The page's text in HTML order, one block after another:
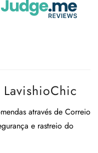
através de Correio
e rastreio do